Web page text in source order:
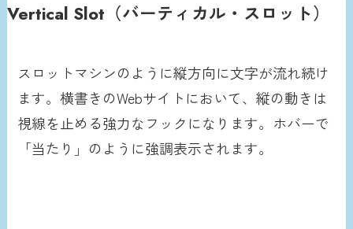
Vertical Slot（バーティカル・スロット）
スロットマシンのように縦方向に文字が流れ続け
ます。横書きのWebサイトにおいて、縦の動きは
視線を止める強力なフックになります。ホバーで
「当たり」のように強調表示されます。